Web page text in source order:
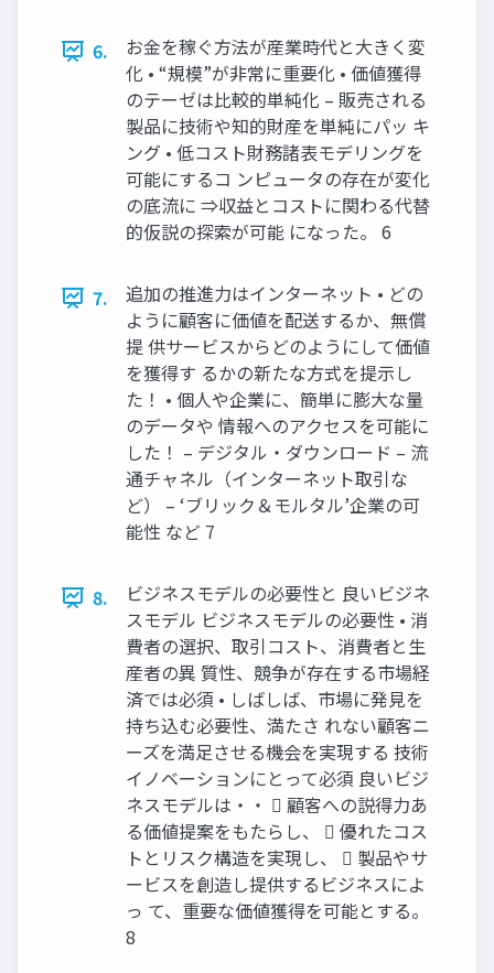
6.
お金を稼ぐ方法が産業時代と大きく変
化 • “規模”が非常に重要化 • 価値獲得
のテーゼは比較的単純化 – 販売される
製品に技術や知的財産を単純にパッ キ
ング • 低コスト財務諸表モデリングを
可能にするコ ンピュータの存在が変化
の底流に ⇒収益とコストに関わる代替
的仮説の探索が可能 になった。 6
7.
追加の推進力はインターネット • どの
ように顧客に価値を配送するか、無償
提 供サービスからどのようにして価値
を獲得す るかの新たな方式を提示し
た！ • 個人や企業に、簡単に膨大な量
のデータや 情報へのアクセスを可能に
した！ – デジタル・ダウンロード – 流
通チャネル（インターネット取引な
ど） – ‘ブリック＆モルタル’企業の可
能性 など 7
8.
ビジネスモデルの必要性と 良いビジネ
スモデル ビジネスモデルの必要性 • 消
費者の選択、取引コスト、消費者と生
産者の異 質性、競争が存在する市場経
済では必須 • しばしば、市場に発見を
持ち込む必要性、満たさ れない顧客ニ
ーズを満足させる機会を実現する 技術
イノベーションにとって必須 良いビジ
ネスモデルは・・  顧客への説得力あ
る価値提案をもたらし、  優れたコス
トとリスク構造を実現し、  製品やサ
ービスを創造し提供するビジネスによ
っ て、重要な価値獲得を可能とする。
8